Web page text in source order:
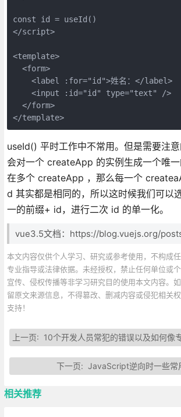
const id = useId()
</script>
<template>
  <form>
    <label :for="id">姓名：</label>
    <input :id="id" type="text" />
  </form>
</template>
useId() 平时工作中不常用。但是需要注
会对一个 createApp 的实例生成一个唯
在多个 createApp ，那么每一个
d 其实都是相同的，所以这时候我们可以
一的前缀+ id，进行二次 id 的单一化。
vue3.5文档：https://blog.vuejs.org/
本文内容仅供个人学习、研究或参考使用，不构成任
专业指导或法律依据。未经授权，禁止任何单位或
宣传、侵权传播等非学习研究目的使用本文内容。
留原文来源信息，不得篡改、删减内容或侵犯相关
支持！
上一页: 10个开发人员常犯的错误以及如何像专
下一页:JavaScript逆向时一些常
相关推荐